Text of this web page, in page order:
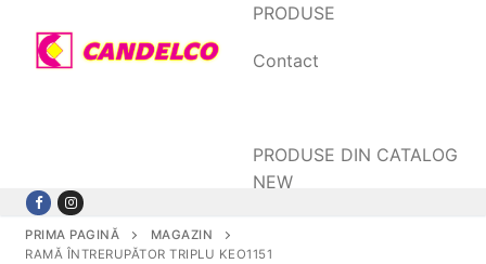
PRODUSE
Contact
PRODUSE DIN CATALOG
NEW
PRIMA PAGINĂ
MAGAZIN
RAMĂ ÎNTRERUPĂTOR TRIPLU KEO1151